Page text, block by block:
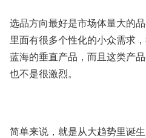
选品方向最好是市场体量大的
里面有很多个性化的小众需求
蓝海的垂直产品，而且这类产
也不是很激烈。
简单来说，就是从大趋势里诞